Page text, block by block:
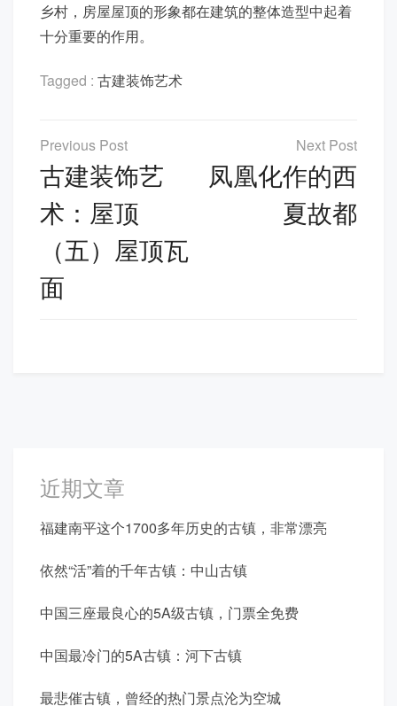
乡村，房屋屋顶的形象都在建筑的整体造型中起着
十分重要的作用。
Tagged : 古建装饰艺术
文
章
导
航
古建装饰艺
术：屋顶
（五）屋顶瓦
面
凤凰化作的西
夏故都
近期文章
福建南平这个1700多年历史的古镇，非常漂亮
依然“活”着的千年古镇：中山古镇
中国三座最良心的5A级古镇，门票全免费
中国最冷门的5A古镇：河下古镇
最悲催古镇，曾经的热门景点沦为空城